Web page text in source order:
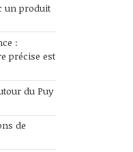
un produit
:
précise est
du Puy
de